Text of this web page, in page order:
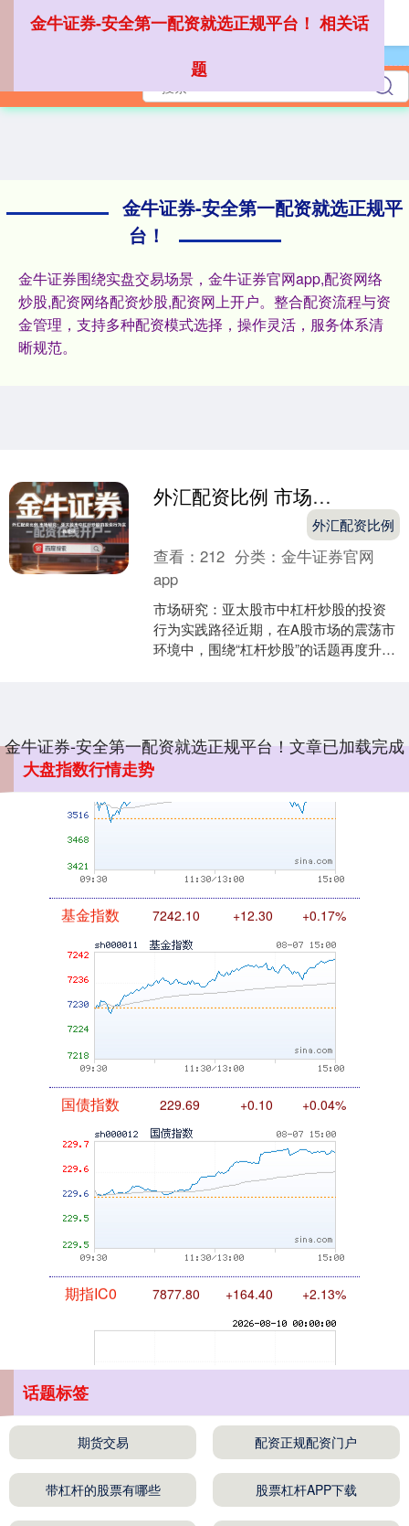
金牛证券-安全第一配资就选正规平
台！
金牛证券围绕实盘交易场景，金牛证券官网app,配资网络
炒股,配资网络配资炒股,配资网上开户。整合配资流程与资
金管理，支持多种配资模式选择，操作灵活，服务体系清
晰规范。
金牛证券-安全第一配资就选正规平台！ 相关话
题
外汇配资比例 市场研究：亚太股市中杠杆炒股的投资行为实践路径
外汇配资比例
查看：212 分类：金牛证券官网
app
市场研究：亚太股市中杠杆炒股的投资
行为实践路径近期，在A股市场的震荡市
环境中，围绕“杠杆炒股”的话题再度升
金牛证券-安全第一配资就选正规平台！文章已加载完成
大盘指数行情走势
沪深300 4694.44 +43.13 +0.93%
北证50 1134.24 +11.37 +1.01%
基金指数 7242.10 +12.30 +0.17%
国债指数 229.69 +0.10 +0.04%
期指IC0 7877.80 +164.40 +2.13%
上证综指 3940.04 +39.68 +1.02%
话题标签
期货交易 配资正规配资门户
带杠杆的股票有哪些 股票杠杆APP下载